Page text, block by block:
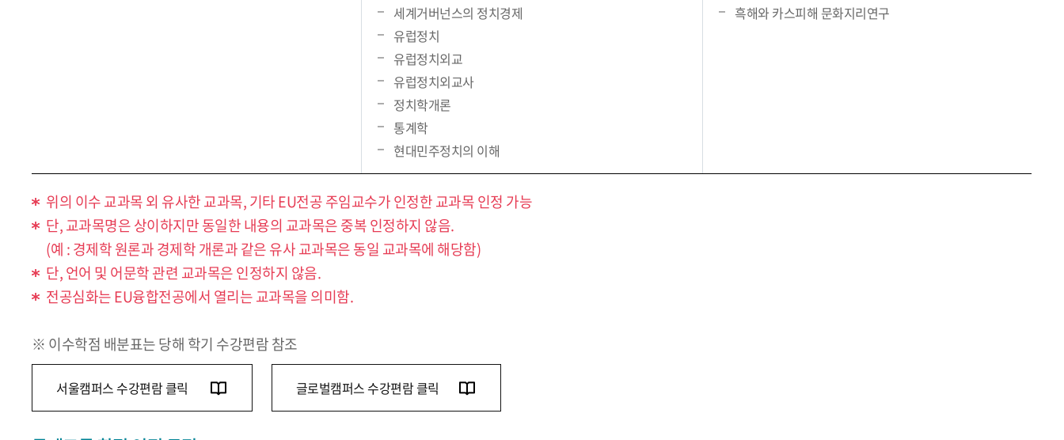
세계거버넌스의 정치경제
유럽정치
유럽정치외교
유럽정치외교사
정치학개론
통계학
현대민주정치의 이해
흑해와 카스피해 문화지리연구
위의 이수 교과목 외 유사한 교과목, 기타 EU전공 주임교수가 인정한 교과목 인정 가능
단, 교과목명은 상이하지만 동일한 내용의 교과목은 중복 인정하지 않음.
(예 : 경제학 원론과 경제학 개론과 같은 유사 교과목은 동일 교과목에 해당함)
단, 언어 및 어문학 관련 교과목은 인정하지 않음.
전공심화는 EU융합전공에서 열리는 교과목을 의미함.
※ 이수학점 배분표는 당해 학기 수강편람 참조
서울캠퍼스 수강편람 클릭 글로벌캠퍼스 수강편람 클릭